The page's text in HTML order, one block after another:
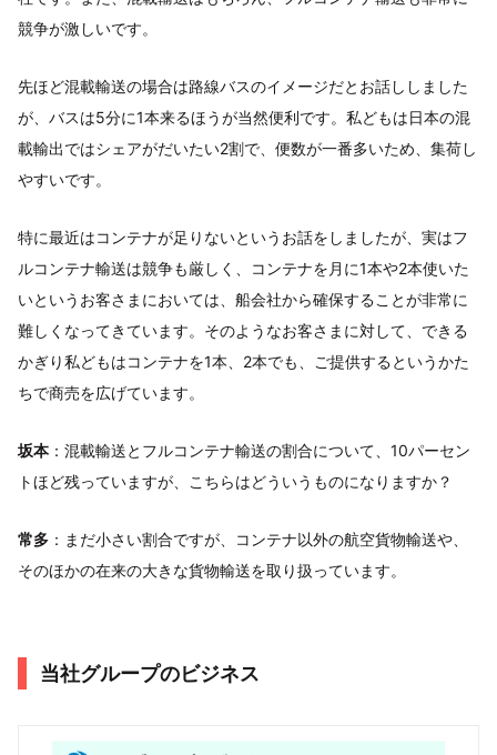
競争が激しいです。
先ほど混載輸送の場合は路線バスのイメージだとお話ししました
が、バスは5分に1本来るほうが当然便利です。私どもは日本の混
載輸出ではシェアがだいたい2割で、便数が一番多いため、集荷し
やすいです。
特に最近はコンテナが足りないというお話をしましたが、実はフ
ルコンテナ輸送は競争も厳しく、コンテナを月に1本や2本使いた
いというお客さまにおいては、船会社から確保することが非常に
難しくなってきています。そのようなお客さまに対して、できる
かぎり私どもはコンテナを1本、2本でも、ご提供するというかた
ちで商売を広げています。
坂本 ：混載輸送とフルコンテナ輸送の割合について、10パーセン
トほど残っていますが、こちらはどういうものになりますか？
常多 ：まだ小さい割合ですが、コンテナ以外の航空貨物輸送や、
そのほかの在来の大きな貨物輸送を取り扱っています。
当社グループのビジネス